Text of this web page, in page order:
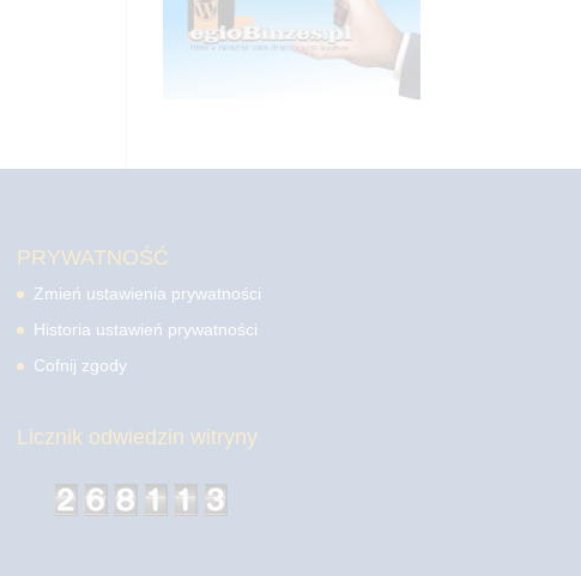
PRYWATNOŚĆ
Zmień ustawienia prywatności
Historia ustawień prywatności
Cofnij zgody
Licznik odwiedzin witryny